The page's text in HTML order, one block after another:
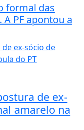
formal das
PF apontou a
de ex-
amarelo na